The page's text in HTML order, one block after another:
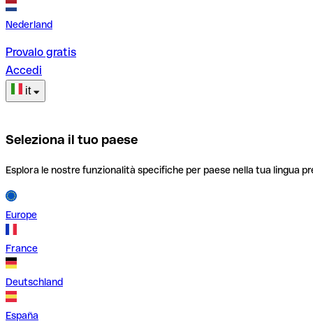
Nederland
Provalo gratis
Accedi
it
Seleziona il tuo paese
Esplora le nostre funzionalità specifiche per paese nella tua lingua
Europe
France
Deutschland
España